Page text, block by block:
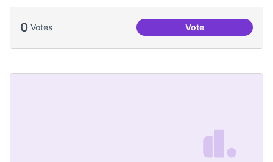
0 Votes VoteHelp with audio